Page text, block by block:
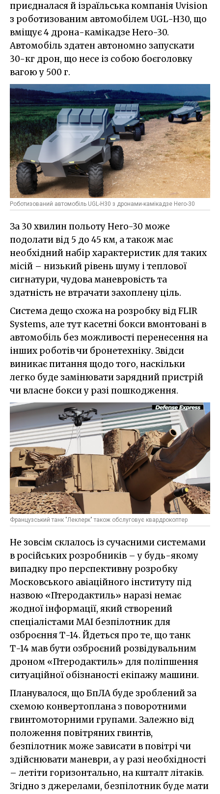
приєдналася й ізраїльська компанія Uvision
з роботизованим автомобілем UGL-H30, що
вміщує 4 дрона-камікадзе Hero-30.
Автомобіль здатен автономно запускати
30-кг дрон, що несе із собою боєголовку
вагою у 500 г.
Роботизований автомобіль UGL-H30 з дронами-камікадзе Hero-30
За 30 хвилин польоту Hero-30 може
подолати від 5 до 45 км, а також має
необхідний набір характеристик для таких
місій – низький рівень шуму і теплової
сигнатури, чудова маневровість та
здатність не втрачати захоплену ціль.
Система дещо схожа на розробку від FLIR
Systems, але тут касетні бокси вмонтовані в
автомобіль без можливості перенесення на
інших роботів чи бронетехніку. Звідси
виникає питання щодо того, наскільки
легко буде замінювати зарядний пристрій
чи власне бокси у разі пошкодження.
Французський танк "Леклерк" також обслуговує квардрокоптер
Не зовсім склалось із сучасними системами
в російських розробників – у будь-якому
випадку про перспективну розробку
Московського авіаційного інституту під
назвою «Птеродактиль» наразі немає
жодної інформації, який створений
спеціалістами МАІ безпілотник для
озброєння Т-14. Йдеться про те, що танк
Т-14 мав бути озброєний розвідувальним
дроном «Птеродактиль» для поліпшення
ситуаційної обізнаності екіпажу машини.
Планувалося, що БпЛА буде зроблений за
схемою конвертоплана з поворотними
гвинтомоторними групами. Залежно від
положення повітряних гвинтів,
безпілотник може зависати в повітрі чи
здійснювати маневри, а у разі необхідності
– летіти горизонтально, на кшталт літаків.
Згідно з джерелами, безпілотник буде мати